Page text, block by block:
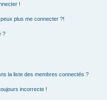
!
plus me connecter ?!
?
la liste des membres connectés ?
incorrecte !